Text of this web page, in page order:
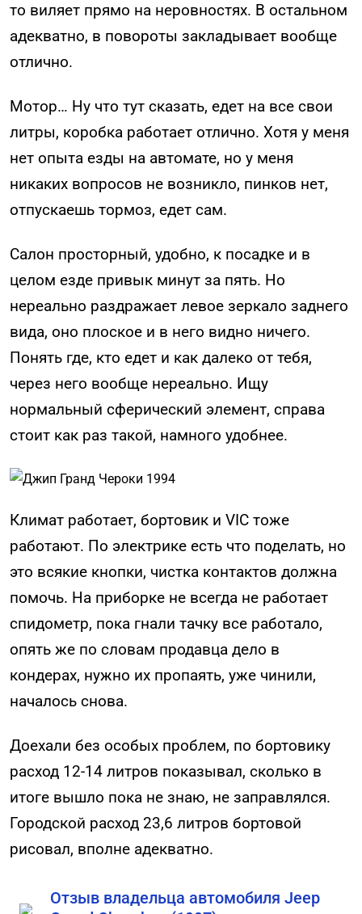
то виляет прямо на неровностях. В остальном
адекватно, в повороты закладывает вообще
отлично.
Мотор… Ну что тут сказать, едет на все свои
литры, коробка работает отлично. Хотя у меня
нет опыта езды на автомате, но у меня
никаких вопросов не возникло, пинков нет,
отпускаешь тормоз, едет сам.
Салон просторный, удобно, к посадке и в
целом езде привык минут за пять. Но
нереально раздражает левое зеркало заднего
вида, оно плоское и в него видно ничего.
Понять где, кто едет и как далеко от тебя,
через него вообще нереально. Ищу
нормальный сферический элемент, справа
стоит как раз такой, намного удобнее.
Климат работает, бортовик и VIC тоже
работают. По электрике есть что поделать, но
это всякие кнопки, чистка контактов должна
помочь. На приборке не всегда не работает
спидометр, пока гнали тачку все работало,
опять же по словам продавца дело в
кондерах, нужно их пропаять, уже чинили,
началось снова.
Доехали без особых проблем, по бортовику
расход 12-14 литров показывал, сколько в
итоге вышло пока не знаю, не заправлялся.
Городской расход 23,6 литров бортовой
рисовал, вполне адекватно.
Отзыв владельца автомобиля Jeep